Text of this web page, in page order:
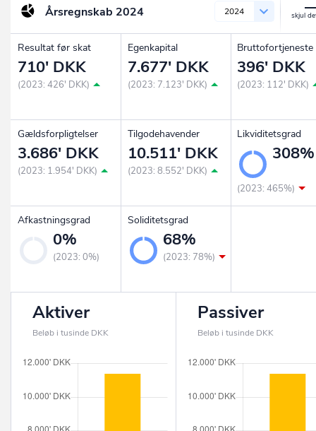
Årsregnskab 2024 2024
Resultat før skat
710' DKK
(2023: 426' DKK)
Egenkapital
7.677' DKK
(2023: 7.123' DKK)
Bruttofortjeneste
396' DKK
(2023: 112' DKK)
Gældsforpligtelser
3.686' DKK
(2023: 1.954' DKK)
Tilgodehavender
10.511' DKK
(2023: 8.552' DKK)
Likviditetsgrad
308%
(2023: 465%)
Afkastningsgrad
0%
(2023: 0%)
Soliditetsgrad
68%
(2023: 78%)
Aktiver
Beløb i tusinde DKK
Passiver
Beløb i tusinde DKK